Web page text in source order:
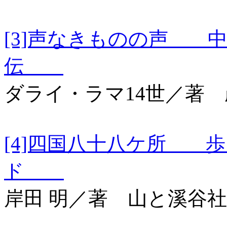
[3]声なきものの声 中
伝
ダライ・ラマ14世／著
[4]四国八十八ケ所 歩
ド
岸田 明／著 山と溪谷社